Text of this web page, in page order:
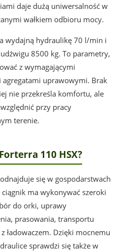
daje dużą uniwersalność w
wałkiem odbioru mocy.
wydajną hydraulikę 70 l/min i
8500 kg. To parametry,
z wymagającymi
agregatami uprawowymi. Brak
nie przekreśla komfortu, ale
przy pracy
terenie.
110 HSX?
się w gospodarstwach
ma wykonywać szeroki
do orki, uprawy
prasowania, transportu
ładowaczem. Dzięki mocnemu
sprawdzi się także w